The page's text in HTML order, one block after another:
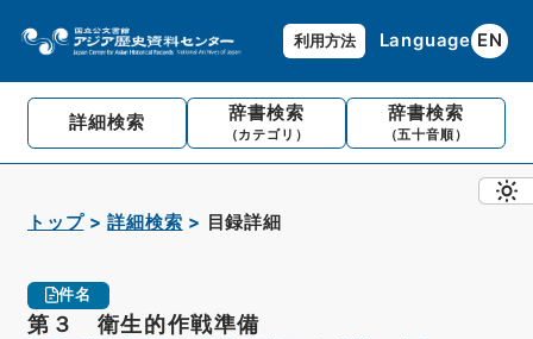
利用方法 Language EN
詳細検索 辞書検索
（カテゴリ）
辞書検索
（五十音順）
トップ 詳細検索 目録詳細
件名
第３ 衛生的作戦準備